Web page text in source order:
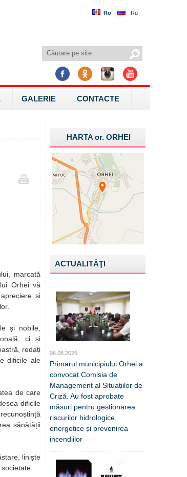
Ro Ru
GALERIE CONTACTE
marcată
Orhei vă
și
și nobile,
ci și
redați
dificile ale
de care
dificile
sănătății
liniște
HARTA or.ORHEI
ACTUALITĂŢI
06.08.2026
Primarul municipiului Orhei a
convocat Comisia de
Management al Situațiilor de
Criză. Au fost aprobate
măsuri pentru gestionarea
riscurilor hidrologice,
energetice și prevenirea
incendiilor